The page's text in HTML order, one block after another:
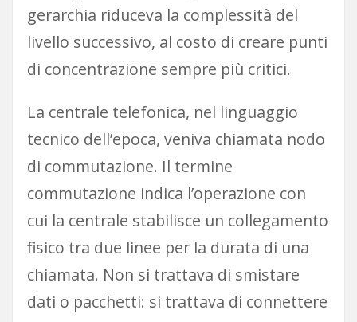
gerarchia riduceva la complessità del
livello successivo, al costo di creare punti
di concentrazione sempre più critici.
La centrale telefonica, nel linguaggio
tecnico dell’epoca, veniva chiamata nodo
di commutazione. Il termine
commutazione indica l’operazione con
cui la centrale stabilisce un collegamento
fisico tra due linee per la durata di una
chiamata. Non si trattava di smistare
dati o pacchetti: si trattava di connettere